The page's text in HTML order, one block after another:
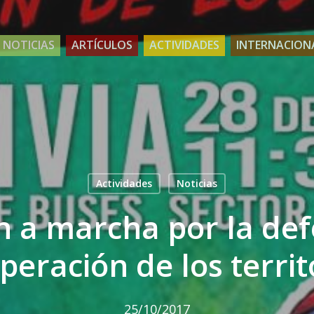
NOTICIAS ARTÍCULOS ACTIVIDADES
Actividades Noticias
a marcha por la
de los
25/10/2017